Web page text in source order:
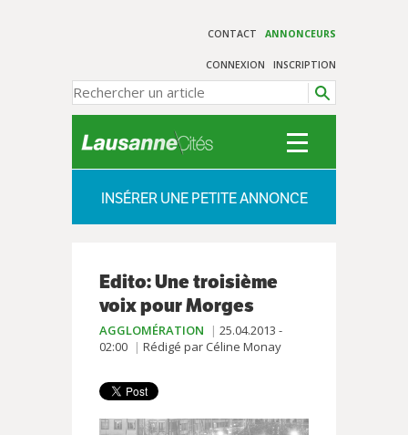
CONTACT ANNONCEURS
CONNEXION INSCRIPTION
INSÉRER UNE PETITE ANNONCE
Edito: Une troisième
voix pour Morges
AGGLOMÉRATION
25.04.2013 -
02:00
Rédigé par Céline Monay